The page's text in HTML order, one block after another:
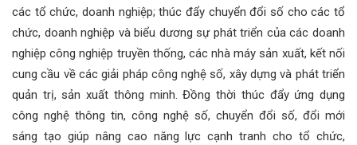
các tổ chức, doanh nghiệp; thúc đẩy chuyển đổi số cho các tổ
chức, doanh nghiệp và biểu dương sự phát triển của các doanh
nghiệp công nghiệp truyền thống, các nhà máy sản xuất, kết nối
cung cầu về các giải pháp công nghệ số, xây dựng và phát triển
quản trị, sản xuất thông minh. Đồng thời thúc đẩy ứng dụng
công nghệ thông tin, công nghệ số, chuyển đổi số, đổi mới
sáng tạo giúp nâng cao năng lực cạnh tranh cho tổ chức,